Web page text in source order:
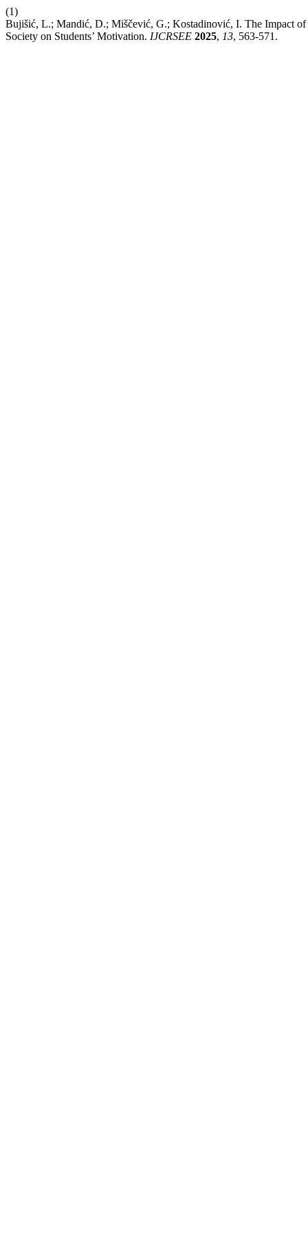
(1)
Bujišić, L.; Mandić, D.; Miščević, G.; Kostadinović, I. The Impact
Society on Students’ Motivation. IJCRSEE 2025, 13, 563-571.